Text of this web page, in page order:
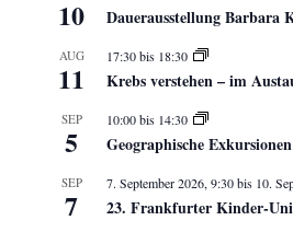
10 Dauerausstellung Barbara
AUG
11
17:30bis 18:30
Krebs verstehen – im
SEP
5
10:00bis 14:30
Geographische Exkursionen
SEP
7
7. September 2026, 9:30bis 10.
23. Frankfurter Kinder-Uni